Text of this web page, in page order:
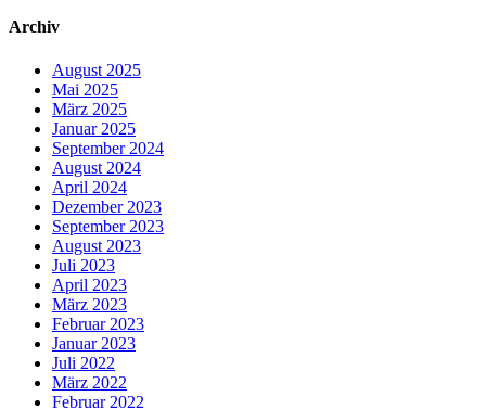
Archiv
August 2025
Mai 2025
März 2025
Januar 2025
September 2024
August 2024
April 2024
Dezember 2023
September 2023
August 2023
Juli 2023
April 2023
März 2023
Februar 2023
Januar 2023
Juli 2022
März 2022
Februar 2022